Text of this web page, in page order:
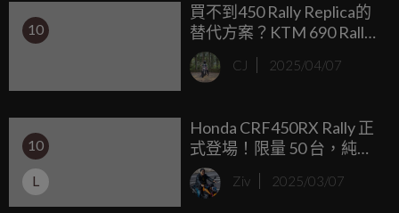
10
買不到450 Rally Replica的
替代方案？KTM 690 Rally
測試車海外搶先曝光
CJ 2025/04/07
10
L
Honda CRF450RX Rally 正
式登場！限量 50 台，純正
HRC 規格震撼來襲
Ziv 2025/03/07